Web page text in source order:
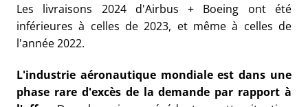
Les livraisons 2024 d'Airbus + Boeing ont été
inférieures à celles de 2023, et même à celles de
l'année 2022.
L'industrie aéronautique mondiale est dans une
phase rare d'excès de la demande par rapport à